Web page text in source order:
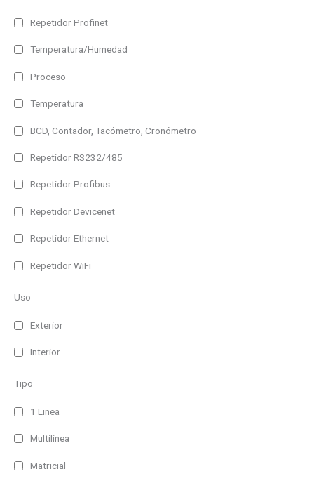
Repetidor Profinet
Temperatura/Humedad
Proceso
Temperatura
BCD, Contador, Tacómetro, Cronómetro
Repetidor RS232/485
Repetidor Profibus
Repetidor Devicenet
Repetidor Ethernet
Repetidor WiFi
Uso
Exterior
Interior
Tipo
1 Linea
Multilinea
Matricial